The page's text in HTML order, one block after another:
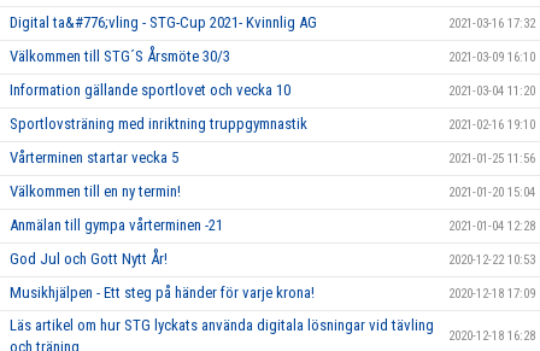
Digital ta&#776;vling - STG-Cup 2021- Kvinnlig AG 2021-03-16 17:32
Välkommen till STG´S Årsmöte 30/3 2021-03-09 16:10
Information gällande sportlovet och vecka 10 2021-03-04 11:20
Sportlovsträning med inriktning truppgymnastik 2021-02-16 19:10
Vårterminen startar vecka 5 2021-01-25 11:56
Välkommen till en ny termin! 2021-01-20 15:04
Anmälan till gympa vårterminen -21 2021-01-04 12:28
God Jul och Gott Nytt År! 2020-12-22 10:53
Musikhjälpen - Ett steg på händer för varje krona! 2020-12-18 17:09
Läs artikel om hur STG lyckats använda digitala lösningar vid tävling
och träning
2020-12-18 16:28